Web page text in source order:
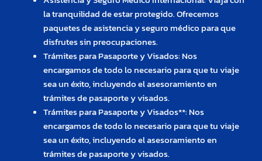
la tranquilidad de estar protegido. Ofrecemos
paquetes de asistencia y seguro médico para que
disfrutes sin preocupaciones.
Trámites para Pasaporte y Visados: Nos
encargamos de todo lo necesario para que tu viaje
sea un éxito, incluyendo el asesoramiento en
trámites de pasaporte y visados.
Trámites para Pasaporte y Visados**: Nos
encargamos de todo lo necesario para que tu viaje
sea un éxito, incluyendo el asesoramiento en
trámites de pasaporte y visados.